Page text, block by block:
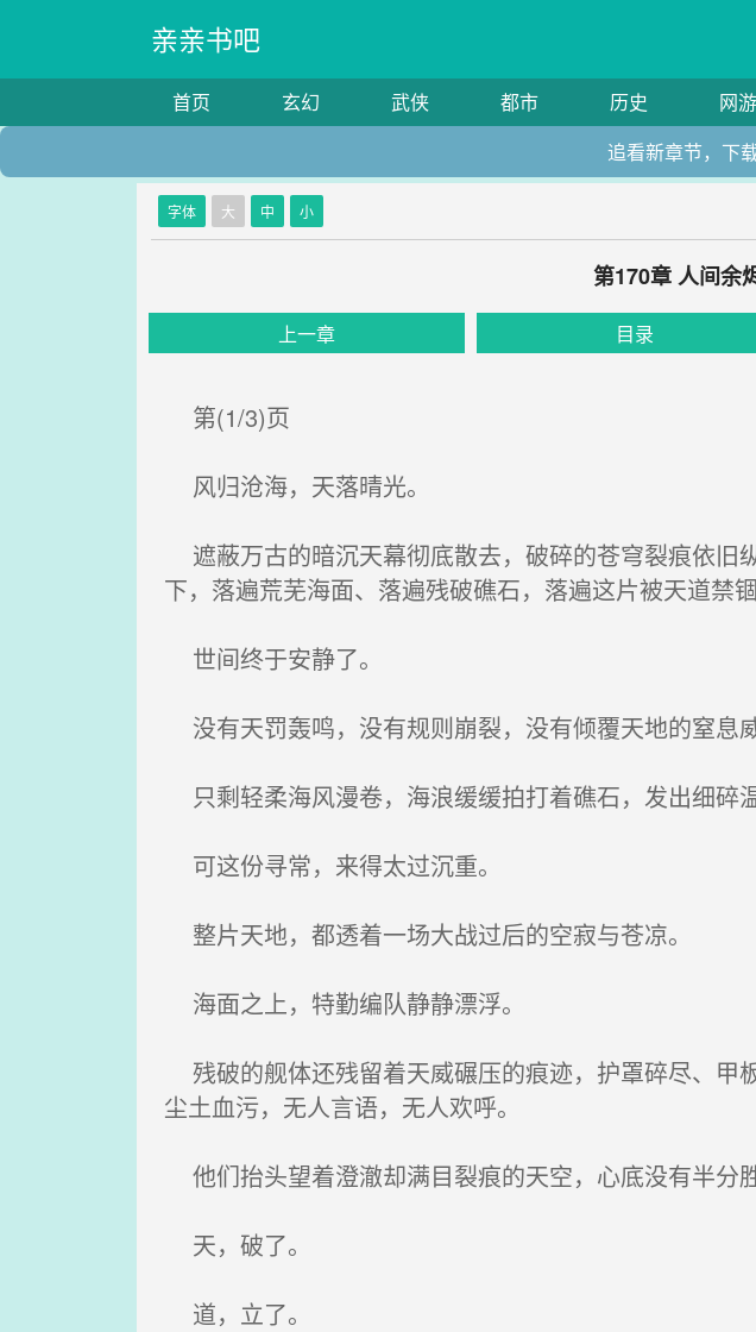
亲亲书吧
首页 玄幻 武侠 都市 历史 网游
追看新章节，下
字体 大 中 小
第170章 人间余
上一章 目录
第(1/3)页
风归沧海，天落晴光。
遮蔽万古的暗沉天幕彻底散去，破碎的苍穹裂痕依旧
下，落遍荒芜海面、落遍残破礁石，落遍这片被天道禁
世间终于安静了。
没有天罚轰鸣，没有规则崩裂，没有倾覆天地的窒息威
只剩轻柔海风漫卷，海浪缓缓拍打着礁石，发出细碎
可这份寻常，来得太过沉重。
整片天地，都透着一场大战过后的空寂与苍凉。
海面之上，特勤编队静静漂浮。
残破的舰体还残留着天威碾压的痕迹，护罩碎尽、甲
尘土血污，无人言语，无人欢呼。
他们抬头望着澄澈却满目裂痕的天空，心底没有半分
天，破了。
道，立了。